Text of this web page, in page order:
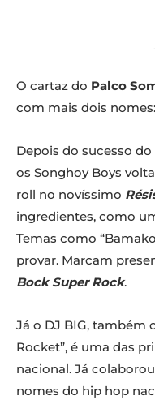
O cartaz do Palco
com mais dois nomes:
Depois do sucesso
os Songhoy Boys
roll no novíssimo
ingredientes, como
Temas como
provar. Marcam
Bock Super Rock.
Já o DJ BIG, também
Rocket”, é uma das
nacional. Já
nomes do hip hop